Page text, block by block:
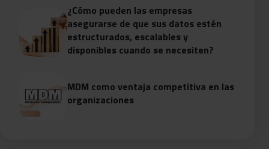
¿Cómo pueden las empresas
asegurarse de que sus datos estén
estructurados, escalables y
disponibles cuando se necesiten?
MDM como ventaja competitiva en las
organizaciones